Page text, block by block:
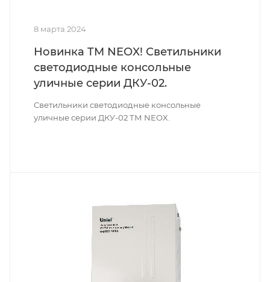
8 марта 2024
Новинка TM NEOX! Светильники
светодиодные консольные
уличные серии ДКУ-02.
Светильники светодиодные консольные
уличные серии ДКУ-02 ТМ NEOX.